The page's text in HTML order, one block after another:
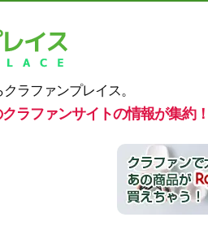
ラファンプレイス。
ラファンサイトの情報が集約！